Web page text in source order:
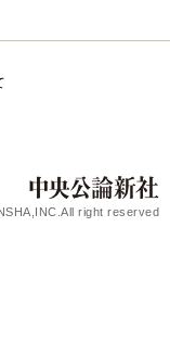
right reserved